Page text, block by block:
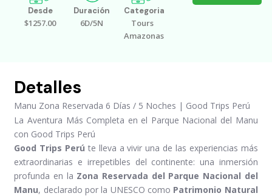
Desde
$1257.00
Duración
6D/5N
Categoria
Tours
Amazonas
Detalles
Manu Zona Reservada 6 Días / 5 Noches | Good Trips Perú
La Aventura Más Completa en el Parque Nacional del Manu
con Good Trips Perú
Good Trips Perú te lleva a vivir una de las experiencias más
extraordinarias e irrepetibles del continente: una inmersión
profunda en la Zona Reservada del Parque Nacional del
Manu, declarado por la UNESCO como Patrimonio Natural